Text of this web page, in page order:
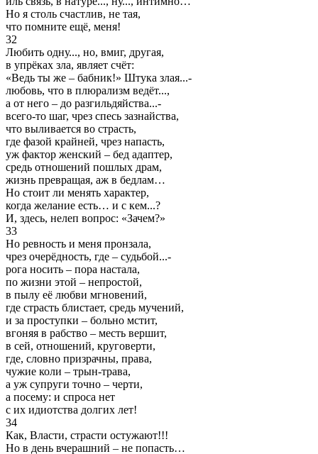
Но я столь счастлив, не тая,
что помните ещё, меня!
32
Любить одну..., но, вмиг, другая,
в упрёках зла, являет счёт:
«Ведь ты же – бабник!» Штука злая...-
любовь, что в плюрализм ведёт...,
а от него – до разгильдяйства...-
всего-то шаг, чрез спесь зазнайства,
что выливается во страсть,
где фазой крайней, чрез напасть,
уж фактор женский – бед адаптер,
средь отношений пошлых драм,
жизнь превращая, аж в бедлам…
Но стоит ли менять характер,
когда желание есть… и с кем...?
И, здесь, нелеп вопрос: «Зачем?»
33
Но ревность и меня пронзала,
чрез очерёдность, где – судьбой...-
рога носить – пора настала,
по жизни этой – непростой,
в пылу её любви мгновений,
где страсть блистает, средь мучений,
и за проступки – больно мстит,
вгоняя в рабство – месть вершит,
в сей, отношений, круговерти,
где, словно призрачны, права,
чужие коли – трын-трава,
а уж супруги точно – черти,
а посему: и спроса нет
с их идиотства долгих лет!
34
Как, Власти, страсти остужают!!!
Но в день вчерашний – не попасть…